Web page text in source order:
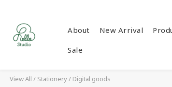
About New Arrival
Sale
View All / Stationery/ Digital goods